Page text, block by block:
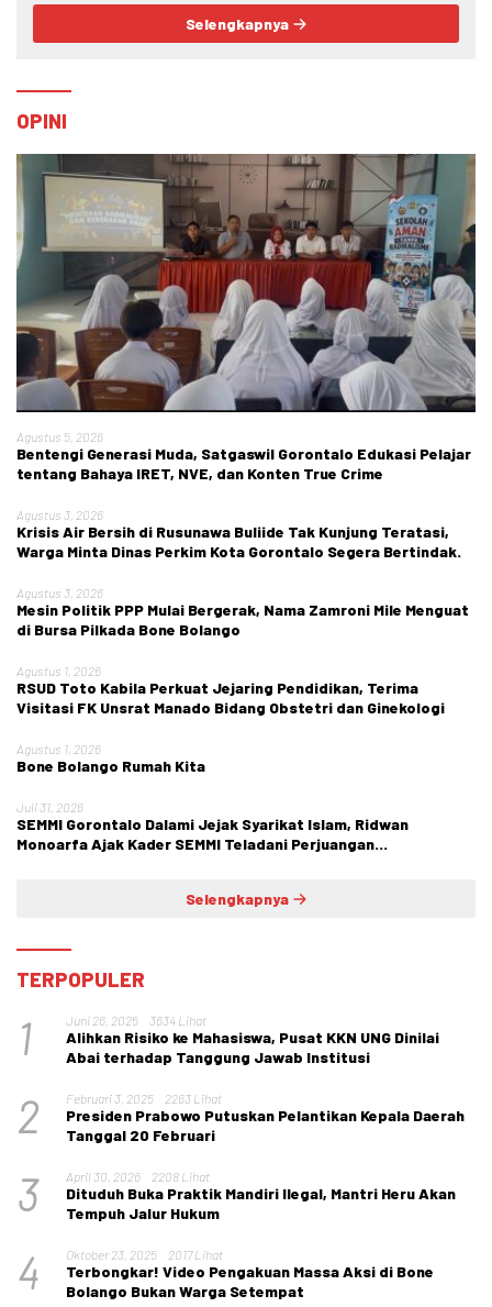
Selengkapnya
OPINI
Agustus 5, 2026
Bentengi Generasi Muda, Satgaswil Gorontalo Edukasi Pelajar
tentang Bahaya IRET, NVE, dan Konten True Crime
Agustus 3, 2026
Krisis Air Bersih di Rusunawa Buliide Tak Kunjung Teratasi,
Warga Minta Dinas Perkim Kota Gorontalo Segera Bertindak.
Agustus 3, 2026
Mesin Politik PPP Mulai Bergerak, Nama Zamroni Mile Menguat
di Bursa Pilkada Bone Bolango
Agustus 1, 2026
RSUD Toto Kabila Perkuat Jejaring Pendidikan, Terima
Visitasi FK Unsrat Manado Bidang Obstetri dan Ginekologi
Agustus 1, 2026
Bone Bolango Rumah Kita
Juli 31, 2026
SEMMI Gorontalo Dalami Jejak Syarikat Islam, Ridwan
Monoarfa Ajak Kader SEMMI Teladani Perjuangan
Selengkapnya
TERPOPULER
1 Juni 26, 2025 3634 Lihat
Alihkan Risiko ke Mahasiswa, Pusat KKN UNG Dinilai
Abai terhadap Tanggung Jawab Institusi
2 Februari 3, 2025 2263 Lihat
Presiden Prabowo Putuskan Pelantikan Kepala Daerah
Tanggal 20 Februari
3 April 30, 2026 2208 Lihat
Dituduh Buka Praktik Mandiri Ilegal, Mantri Heru Akan
Tempuh Jalur Hukum
4 Oktober 23, 2025 2017 Lihat
Terbongkar! Video Pengakuan Massa Aksi di Bone
Bolango Bukan Warga Setempat